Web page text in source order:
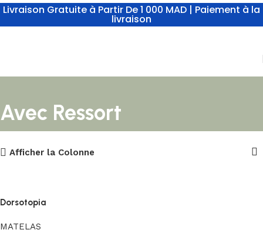
Avec Ressort
Afficher la Colonne
Dorsotopia
MATELAS
Livraison Gratuite à Partir De 1 000 MAD | Paiement à la
livraison